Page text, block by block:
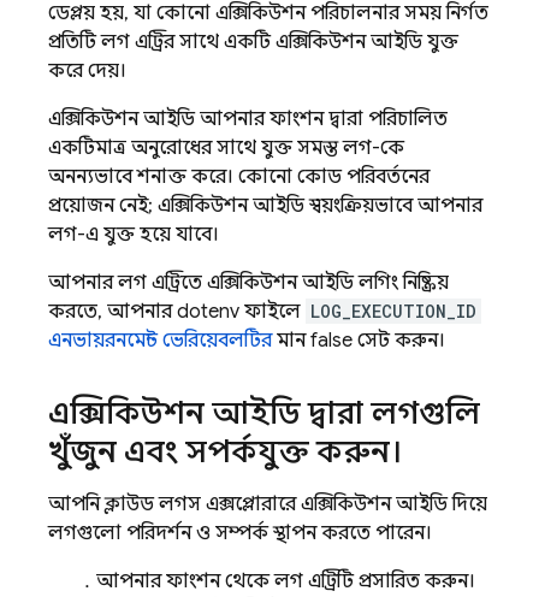
ডেপ্লয় হয়, যা কোনো এক্সিকিউশন পরিচালনার সময় নির্গত
প্রতিটি লগ এন্ট্রির সাথে একটি এক্সিকিউশন আইডি যুক্ত
করে দেয়।
এক্সিকিউশন আইডি আপনার ফাংশন দ্বারা পরিচালিত
একটিমাত্র অনুরোধের সাথে যুক্ত সমস্ত লগ-কে
অনন্যভাবে শনাক্ত করে। কোনো কোড পরিবর্তনের
প্রয়োজন নেই; এক্সিকিউশন আইডি স্বয়ংক্রিয়ভাবে আপনার
লগ-এ যুক্ত হয়ে যাবে।
আপনার লগ এন্ট্রিতে এক্সিকিউশন আইডি লগিং নিষ্ক্রিয়
করতে, আপনার dotenv ফাইলে LOG_EXECUTION_ID
এনভায়রনমেন্ট ভেরিয়েবলটিরমান false সেট করুন।
এক্সিকিউশন আইডি দ্বারা লগগুলি
খুঁজুন এবং সম্পর্কযুক্ত করুন।
আপনি ক্লাউড লগস এক্সপ্লোরারে এক্সিকিউশন আইডি দিয়ে
লগগুলো পরিদর্শন ও সম্পর্ক স্থাপন করতে পারেন।
আপনার ফাংশন থেকে লগ এন্ট্রিটি প্রসারিত করুন।